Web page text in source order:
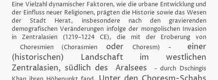
Eine Vielzahl dynamischer Faktoren, wie die urbane Entwicklung und
der Einfluss neuer Religionen, prägten die Historie sowie das Wesen
der Stadt Herat, insbesondere nach den gravierenden
demografischen Veränderungen infolge der mongolischen Invasion
in Zentralasien (1219–1224 CE), die mit der Eroberung von
Choresmien (Chorasmien
oder Choresm) - einer
(historischen) Landschaft im westlichen
Zentralasien, südlich des Aralsees
- durch Dschingis